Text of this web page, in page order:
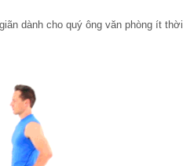
dành cho quý ông văn phòng ít thời